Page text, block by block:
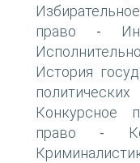
право -
История
Конкурсное
право -